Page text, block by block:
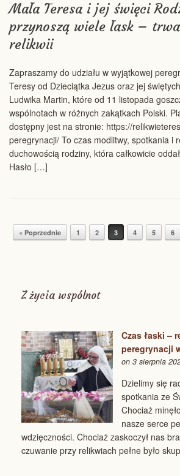
Mała Teresa i jej święci
przynoszą wiele łask –
relikwii
Zapraszamy do udziału w wyjątkowej
Teresy od Dzieciątka Jezus oraz jej
Ludwika Martin, które od 11 listopada
wspólnotach w różnych zakątkach Polski.
dostępny jest na stronie: https://
peregrynacji/ To czas modlitwy, spotkania i
duchowością rodziny, która całkowicie
Hasło […]
Post navigation
« Poprzednie 1 2 3 4 5 6
Z życia wspólnot
Czas łaski –
peregrynacji
on 3 sierpnia
Dzielimy się
spotkania ze
Chociaż
nasze serce
wdzięczności. Chociaż zaskoczył nas
czuwanie przy relikwiach pełne było